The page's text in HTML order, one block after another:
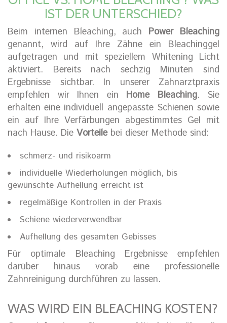
IST DER UNTERSCHIED?
Beim internen Bleaching, auch Power Bleaching
genannt, wird auf Ihre Zähne ein Bleachinggel
aufgetragen und mit speziellem Whitening Licht
aktiviert. Bereits nach sechzig Minuten sind
Ergebnisse sichtbar. In unserer Zahnarztpraxis
empfehlen wir Ihnen ein Home Bleaching. Sie
erhalten eine individuell angepasste Schienen sowie
ein auf Ihre Verfärbungen abgestimmtes Gel mit
nach Hause. Die Vorteilebei dieser Methode sind:
schmerz- und risikoarm
individuelle Wiederholungen möglich, bis
gewünschte Aufhellung erreicht ist
regelmäßige Kontrollen in der Praxis
Schiene wiederverwendbar
Aufhellung des gesamten Gebisses
Für optimale Bleaching Ergebnisse empfehlen
darüber hinaus vorab eine professionelle
Zahnreinigung durchführen zu lassen.
WAS WIRD EIN BLEACHING KOSTEN?